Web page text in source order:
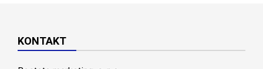
KONTAKT